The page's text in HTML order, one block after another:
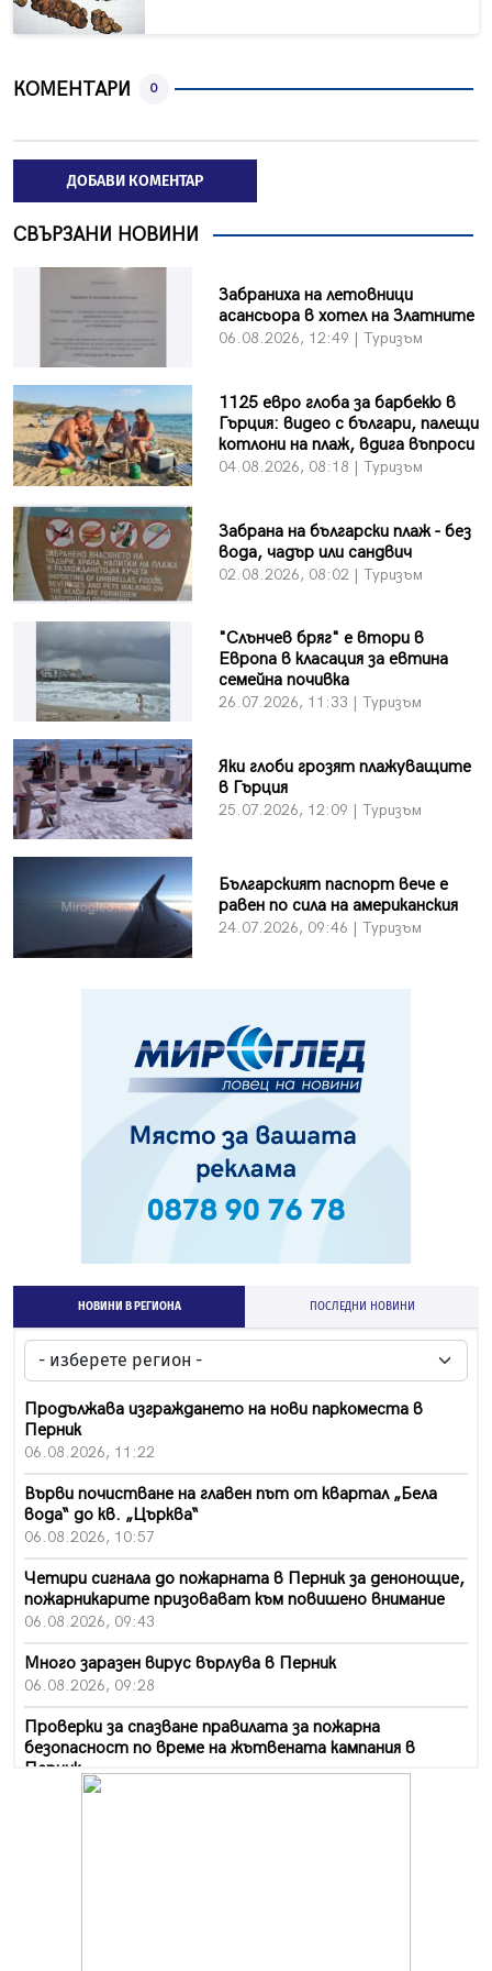
КОМЕНТАРИ 0
ДОБАВИ КОМЕНТАР
СВЪРЗАНИ НОВИНИ
Забраниха на летовници
асансьора в хотел на Златните
06.08.2026, 12:49 | Туризъм
1125 евро глоба за барбекю в
Гърция: видео с българи, палещи
котлони на плаж, вдига въпроси
04.08.2026, 08:18 | Туризъм
Забрана на български плаж - без
вода, чадър или сандвич
02.08.2026, 08:02 | Туризъм
"Слънчев бряг" е втори в
Европа в класация за евтина
семейна почивка
26.07.2026, 11:33 | Туризъм
Яки глоби грозят плажуващите
в Гърция
25.07.2026, 12:09 | Туризъм
Българският паспорт вече е
равен по сила на американския
24.07.2026, 09:46 | Туризъм
НОВИНИ В РЕГИОНА ПОСЛЕДНИ НОВИНИ
Продължава изграждането на нови паркоместа в
Перник
06.08.2026, 11:22
Върви почистване на главен път от квартал „Бела
вода“ до кв. „Църква“
06.08.2026, 10:57
Четири сигнала до пожарната в Перник за денонощие,
пожарникарите призовават към повишено внимание
06.08.2026, 09:43
Много заразен вирус върлува в Перник
06.08.2026, 09:28
Проверки за спазване правилата за пожарна
безопасност по време на жътвената кампания в
Перник
06.08.2026, 07:51